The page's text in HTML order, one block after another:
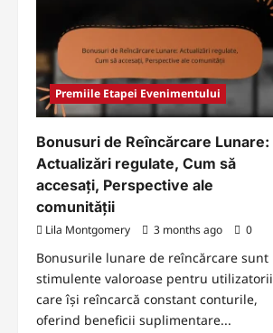
câștigi,
de
revendicare,
Recompense
Premiile Etapei Evenimentului
Bonusuri de Reîncărcare Lunare:
Actualizări regulate, Cum să
accesați, Perspective ale
comunității
Lila Montgomery 3 months ago 0
Bonusurile lunare de reîncărcare sunt
stimulente valoroase pentru utilizatorii
care își reîncarcă constant conturile,
oferind beneficii suplimentare...